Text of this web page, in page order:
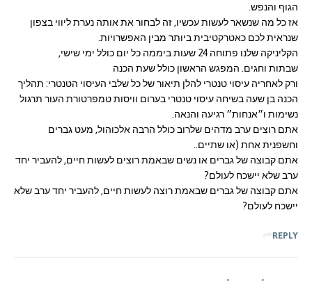
הגוף והנפש.
אז כל מה שנשאר לעשות עכשיו, זה לבחור את אותה נערת ליווי בצפון
שנראית לכם כאטרקטיבית ביותר מבין האפשרויות.
הקליניקה שלנו פתוחה 24 שעות ביממה כל יום כולל ימי שישי,
שבתות וחגים. המפגש הראשון כולל שעת הכנה
ורק לאחריה עיסוי טנטרי להלן תיאור של כל שלבי העיסוי הטנטרי: תהליך
הכנה בן שעה בשיחה עיסוי טנטרי בערום וויסות טמפרטורת העור תרגול
נשימות ו״אנחות״ רגיעה והנאה.
אתם רוצים ערב מדהים שלרוב כולל הרבה אלכוהול, מעט גברים
וחשפנית אחת (או שתיים..
אתם קבוצה של גברים או נשים שבאמת רוצים לעשות חיים, להעביר יחד
ערב שלא יישכח לעולם?
אתם קבוצה של גברים שבאמת רוצה לעשות חיים, להעביר יחד ערב שלא
יישכח לעולם?
REPLY